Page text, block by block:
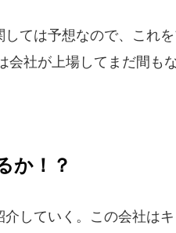
ては予想なので、これを
社が上場してまだ間も
か！？
していく。この会社は